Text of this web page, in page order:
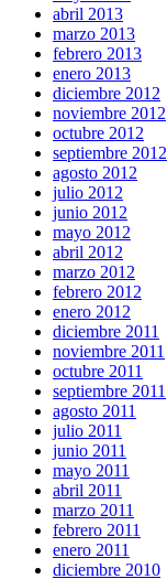
abril 2013
marzo 2013
febrero 2013
enero 2013
diciembre 2012
noviembre 2012
octubre 2012
septiembre 2012
agosto 2012
julio 2012
junio 2012
mayo 2012
abril 2012
marzo 2012
febrero 2012
enero 2012
diciembre 2011
noviembre 2011
octubre 2011
septiembre 2011
agosto 2011
julio 2011
junio 2011
mayo 2011
abril 2011
marzo 2011
febrero 2011
enero 2011
diciembre 2010